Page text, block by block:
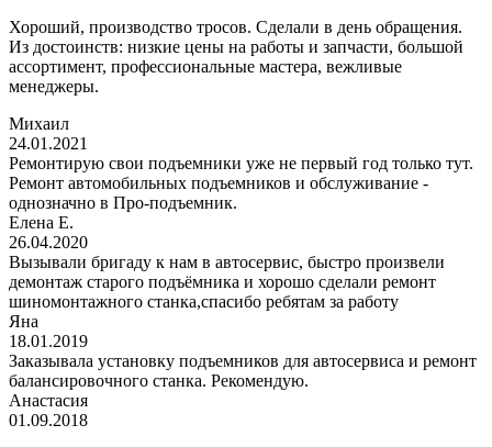
Хороший, производство тросов. Сделали в день обращения.
Из достоинств: низкие цены на работы и запчасти, большой
ассортимент, профессиональные мастера, вежливые
менеджеры.
Михаил
24.01.2021
Ремонтирую свои подъемники уже не первый год только тут.
Ремонт автомобильных подъемников и обслуживание -
однозначно в Про-подъемник.
Елена Е.
26.04.2020
Вызывали бригаду к нам в автосервис, быстро произвели
демонтаж старого подъёмника и хорошо сделали ремонт
шиномонтажного станка,спасибо ребятам за работу
Яна
18.01.2019
Заказывала установку подъемников для автосервиса и ремонт
балансировочного станка. Рекомендую.
Анастасия
01.09.2018